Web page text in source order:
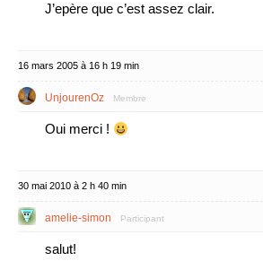
J’epère que c’est assez clair.
16 mars 2005 à 16 h 19 min
UnjourenOz Membre
Oui merci !
30 mai 2010 à 2 h 40 min
amelie-simon Participant
salut!